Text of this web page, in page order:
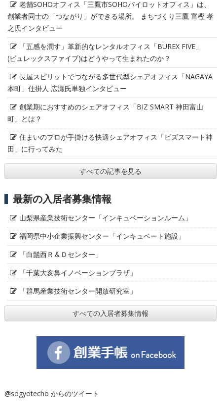
老舗SOHOオフィス「三鷹市SOHOパイロットオフィス」は、
創業者同士の「つながり」ができる場所。 まちづくり三鷹 富樫 孝
之氏インタビュー
「五感を潤す」革新的なレンタルオフィス「BUREX FIVE」
(ビュレックスファイブ)はどうやって生まれたのか？
長屋スピリットでつながる多世代型シェアオフィス「NAGAYA
本町」仕掛人 広瀬氏単独インタビュー
創業期におすすめのシェアオフィス「BIZ SMART 神田富山
町」とは？
住まいのプロが手掛ける快適シェアオフィス「ビズスマート神
田」に行ってみた
すべての記事を見る
最新の入居者募集情報
山梨県産業技術センター「インキュベーションルーム」
福岡県中小企業振興センター「インキュベート施設」
「白鬚西Ｒ＆Ｄセンター」
「千葉大亥鼻イノベーションプラザ」
「群馬産業技術センター開放研究室」
すべての入居者募集情報
@sogyotecho からのツイート